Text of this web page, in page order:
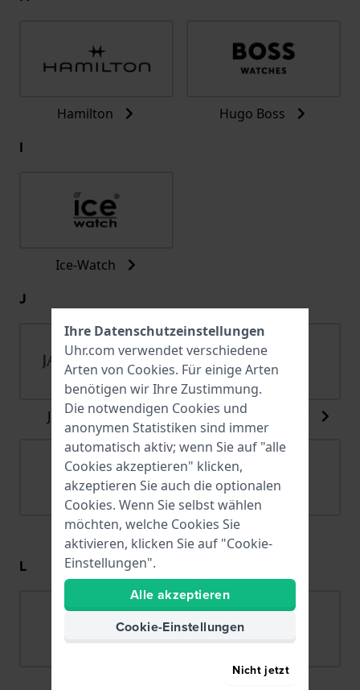
Hamilton Hugo Boss
I
Ice-Watch
J
Jacob Jensen Jacques du Manoir
Jaguar Joalia
L
Ihre Datenschutzeinstellungen
Uhr.com verwendet verschiedene
Arten von Cookies. Für einige Arten
benötigen wir Ihre Zustimmung.
Die notwendigen Cookies und
anonymen Statistiken sind immer
automatisch aktiv; wenn Sie auf "alle
Cookies akzeptieren" klicken,
akzeptieren Sie auch die optionalen
Cookies. Wenn Sie selbst wählen
möchten, welche Cookies Sie
aktivieren, klicken Sie auf "Cookie-
Einstellungen".
Alle akzeptieren
Cookie-Einstellungen
Nicht jetzt